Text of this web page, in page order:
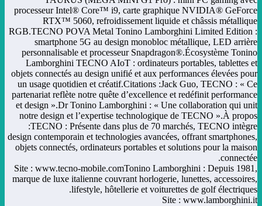
processeur Intel® Core™ i9, carte graphique NVIDIA® GeForce
RTX™ 5060, refroidissement liquide et châssis métallique
RGB.TECNO POVA Metal Tonino Lamborghini Limited Edition :
smartphone 5G au design monobloc métallique, LED arrière
personnalisable et processeur Snapdragon®.Écosystème Tonino
Lamborghini TECNO AIoT : ordinateurs portables, tablettes et
objets connectés au design unifié et aux performances élevées pour
un usage quotidien et créatif.Citations :Jack Guo, TECNO : « Ce
partenariat reflète notre quête d’excellence et redéfinit performance
et design ».Dr Tonino Lamborghini : « Une collaboration qui unit
notre design et l’expertise technologique de TECNO ».À propos
:TECNO : Présente dans plus de 70 marchés, TECNO intègre
design contemporain et technologies avancées, offrant smartphones,
objets connectés, ordinateurs portables et solutions pour la maison
connectée.
Site : www.tecno-mobile.comTonino Lamborghini : Depuis 1981,
marque de luxe italienne couvrant horlogerie, lunettes, accessoires,
lifestyle, hôtellerie et voiturettes de golf électriques.
Site : www.lamborghini.it